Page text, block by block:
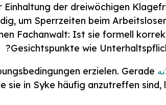
Einhaltung der dreiwöchigen
um Sperrzeiten beim
Fachanwalt: Ist sie formell
Gesichtspunkte wie
erzielen. Gerade
sie in Syke häufig anzutreffen